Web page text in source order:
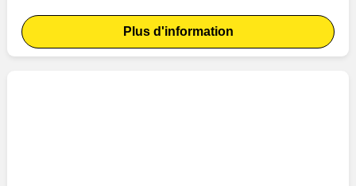
Plus d'information